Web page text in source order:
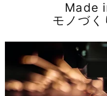
Made
モノづく